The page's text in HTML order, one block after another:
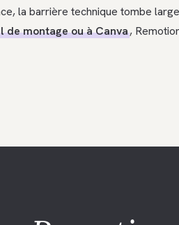
la barrière technique tombe
de montage ou à Canva,